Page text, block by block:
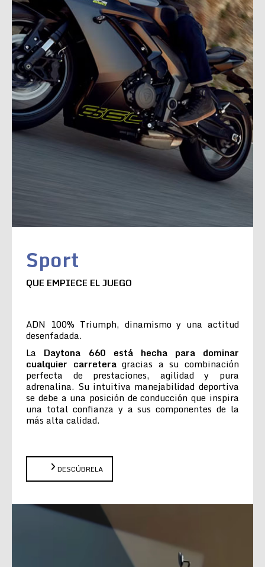
Sport
QUE EMPIECE EL JUEGO
ADN 100% Triumph, dinamismo y una actitud
desenfadada.
La Daytona 660 está hecha para dominar
cualquier carreteragracias a su combinación
perfecta de prestaciones, agilidad y pura
adrenalina. Su intuitiva manejabilidad deportiva
se debe a una posición de conducción que inspira
una total confianza y a sus componentes de la
más alta calidad.
DESCÚBRELA